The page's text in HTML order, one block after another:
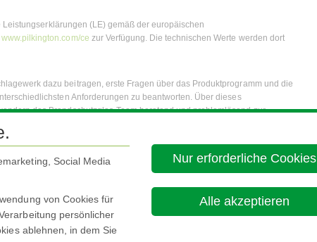
(LE) gemäß der europäischen
www.pilkington.com/ce zur Verfügung. Die technischen Werte werden dort
dazu beitragen, erste Fragen über das Produktprogramm und die
Anforderungen zu beantworten. Über dieses
das Brandschutzglas-Team beratend und problemlösend zur
bei denen die gewünschten oder benötigten
hinausgehen.
über den Bereich Brandschutzglas Marketing Vertrieb der Pilkington
per E-Mail abgegeben werden:
brandschutz@nsg.com
werden.
Social Media
von Cookies für
persönlicher
ablehnen, in dem Sie
Nur erforderliche Cookies
Alle akzeptieren